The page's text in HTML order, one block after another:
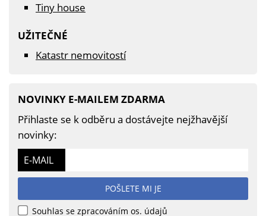
Tiny house
UŽITEČNÉ
Katastr nemovitostí
NOVINKY E-MAILEM ZDARMA
Přihlaste se k odběru a dostávejte nejžhavější
novinky:
E-MAIL
POŠLETE MI JE
Souhlas se zpracováním os. údajů